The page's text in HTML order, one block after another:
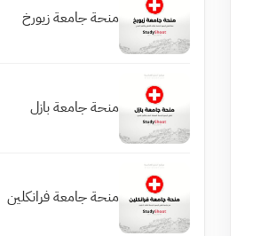
منحة جامعة زيورخ
منحة جامعة بازل
منحة جامعة فرانكلين